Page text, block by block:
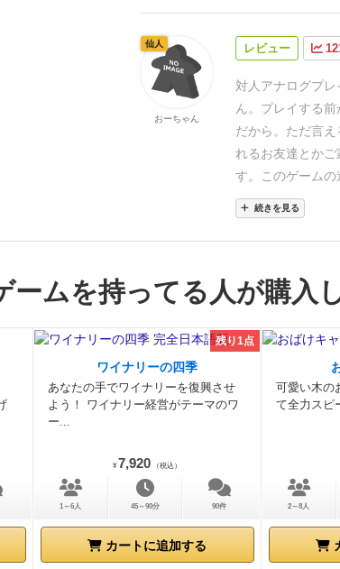
レビュー
対人アナログプレ
ん。プレイする
だから。 ただ言え
れるお友達とか
す。
このゲーム
を立てるだけで、
ったたこ焼きの並
する役割の人で
なかったら分か
格」、「お題カ
のゲームは隠れた
続きを見る
仙人
おーちゃん
ームを持ってる人が購入
残り1点
ワイナリーの四季
あなたの手でワイナリーを復興させ
よう！ ワイナリー経営がテーマのワ
ー...
¥ 7,920 （税込）
1～6人 45～90分 90件
カートに追加する
可愛い木の
て全力スピ
2～8人